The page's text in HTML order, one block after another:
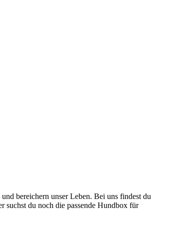
bereichern unser Leben. Bei uns findest du
suchst du noch die passende Hundbox für